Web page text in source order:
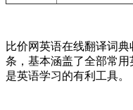
比价网英语在线翻译词典
条，基本涵盖了全部常用
是英语学习的有利工具。